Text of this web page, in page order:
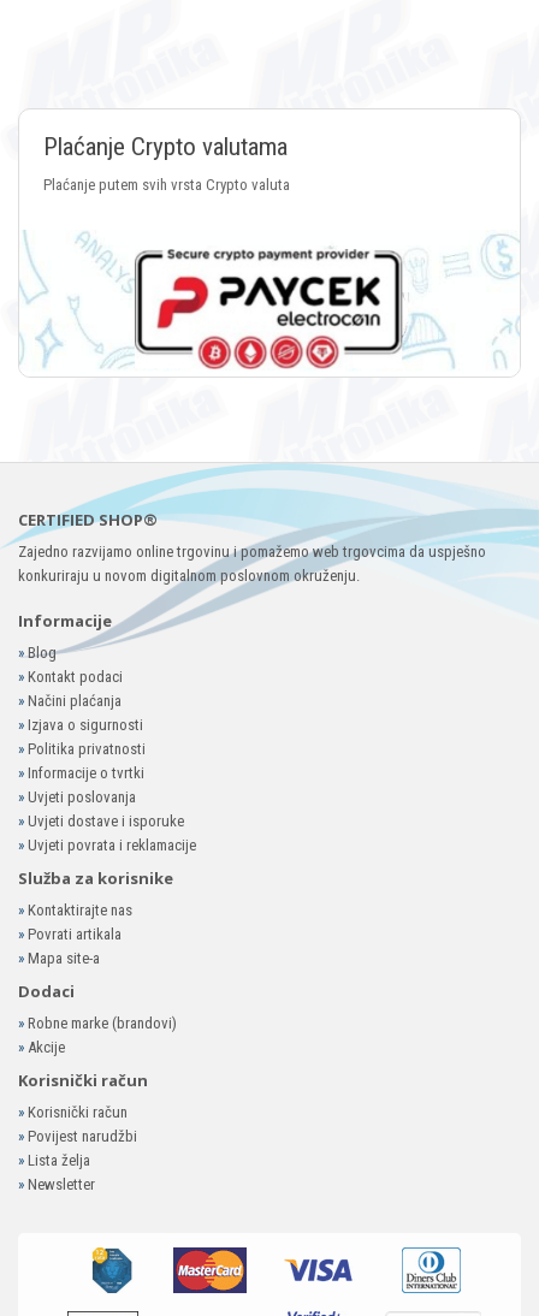
Plaćanje Crypto valutama
Plaćanje putem svih vrsta Crypto valuta
CERTIFIED SHOP®
Zajedno razvijamo online trgovinu i pomažemo web trgovcima da uspješno
konkuriraju u novom digitalnom poslovnom okruženju.
Informacije
»Blog
» Kontakt podaci
» Načini plaćanja
» Izjava o sigurnosti
» Politika privatnosti
» Informacije o tvrtki
» Uvjeti poslovanja
» Uvjeti dostave i isporuke
» Uvjeti povrata i reklamacije
Služba za korisnike
» Kontaktirajte nas
» Povrati artikala
» Mapa site-a
Dodaci
» Robne marke (brandovi)
» Akcije
Korisnički račun
» Korisnički račun
» Povijest narudžbi
» Lista želja
» Newsletter